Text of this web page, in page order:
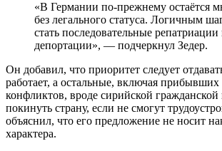
«В Германии по-прежнему остаётся
без легального статуса. Логичным
стать последовательные репатриации
депортации», — подчеркнул Зедер.
Он добавил, что приоритет следует
работает, а остальные, включая прибывших
конфликтов, вроде сирийской
покинуть страну, если не смогут
объяснил, что его предложение не носит
характера.